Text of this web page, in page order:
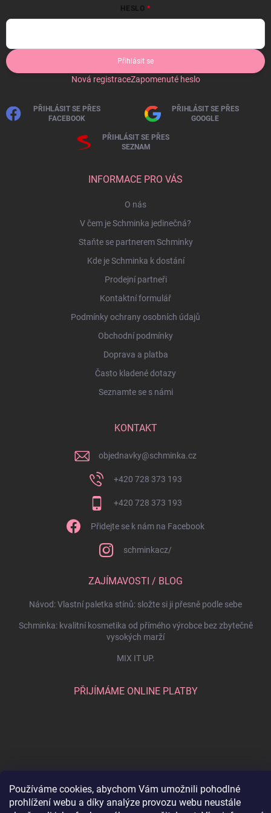
Používáme cookies, abychom Vám umožnili pohodlné
prohlížení webu a díky analýze provozu webu neustále
HESLO
Přihlásit se
Nová registraceZapomenuté heslo
PŘIHLÁSIT SE PŘES
FACEBOOK
PŘIHLÁSIT SE PŘES
GOOGLE
PŘIHLÁSIT SE PŘES
SEZNAM
INFORMACE PRO VÁS
O nás
V čem je Schminka jedinečná?
Staňte se partnerem Schminky
Kde je Schminka k dostání
Prodejní partneři
Kontaktní formulář
Podmínky ochrany osobních údajů
Obchodní podmínky
Doprava a platba
Často kladené dotazy
Seznamte se s námi
KONTAKT
objednavky@schminka.cz
+420 728 373 193
+420 728 373 193
Přidejte se k nám na Facebook
schminkacz/
ZAJÍMAVOSTI / BLOG
Návod: Vlastní paletka stínů: složte si ji přesně podle sebe
Schminka: kvalitní kosmetika od přímého výrobce bez zbytečně
vysokých marží
MIX IT UP.
PŘIJÍMÁME ONLINE PLATBY